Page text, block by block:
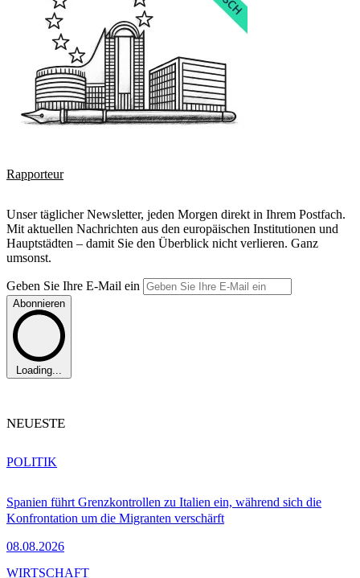
Rapporteur
Unser täglicher Newsletter, jeden Morgen direkt in Ihrem Postfach.
Mit aktuellen Nachrichten aus den europäischen Institutionen und
Hauptstädten – damit Sie den Überblick nicht verlieren. Ganz
umsonst.
Geben Sie Ihre E-Mail ein
Abonnieren
Loading...
NEUESTE
Spanien führt Grenzkontrollen zu Italien ein, während sich die
Konfrontation um die Migranten verschärft
08.08.2026
POLITIK
WIRTSCHAFT